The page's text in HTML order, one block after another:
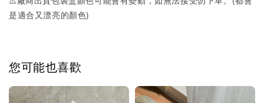
是適合又漂亮的顏色)
您可能也喜歡